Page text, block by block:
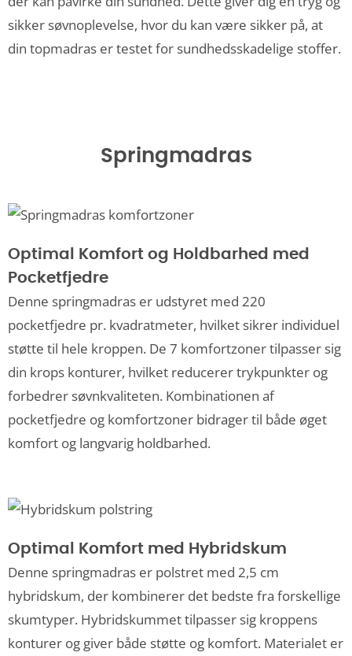
sikker søvnoplevelse, hvor du kan være sikker på, at
din topmadras er testet for sundhedsskadelige stoffer.
Springmadras
Optimal Komfort og Holdbarhed med
Pocketfjedre
Denne springmadras er udstyret med 220
pocketfjedre pr. kvadratmeter, hvilket sikrer individuel
støtte til hele kroppen. De 7 komfortzoner tilpasser sig
din krops konturer, hvilket reducerer trykpunkter og
forbedrer søvnkvaliteten. Kombinationen af
pocketfjedre og komfortzoner bidrager til både øget
komfort og langvarig holdbarhed.
Optimal Komfort med Hybridskum
Denne springmadras er polstret med 2,5 cm
hybridskum, der kombinerer det bedste fra forskellige
skumtyper. Hybridskummet tilpasser sig kroppens
konturer og giver både støtte og komfort. Materialet er